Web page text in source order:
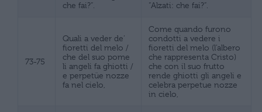
che fai?”.
“Alzati: che fai?”.
73-75
Quali a veder de’
fioretti del melo /
che del suo pome
li angeli fa ghiotti /
e perpetüe nozze
fa nel cielo,
Come quando furono
condotti a vedere i
fioretti del melo (l’albero
che rappresenta Cristo)
che con il suo frutto
rende ghiotti gli angeli e
celebra perpetue nozze
in cielo,